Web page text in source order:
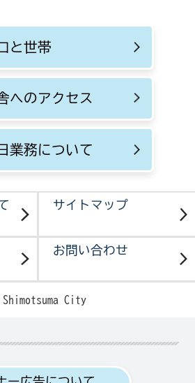
と世帯
へのアクセス
業務について
サイトマップ
お問い合わせ
City